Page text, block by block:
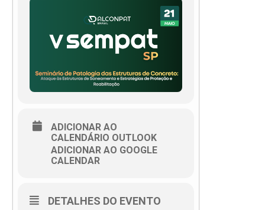
ADICIONAR AO
CALENDÁRIO OUTLOOK
ADICIONAR AO GOOGLE
CALENDAR
DETALHES DO EVENTO